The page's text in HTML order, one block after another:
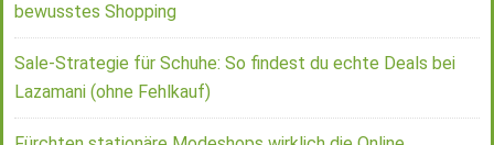
bewusstes Shopping
Sale-Strategie für Schuhe: So findest du echte Deals bei
Lazamani (ohne Fehlkauf)